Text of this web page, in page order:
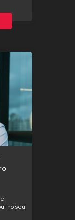
no seu